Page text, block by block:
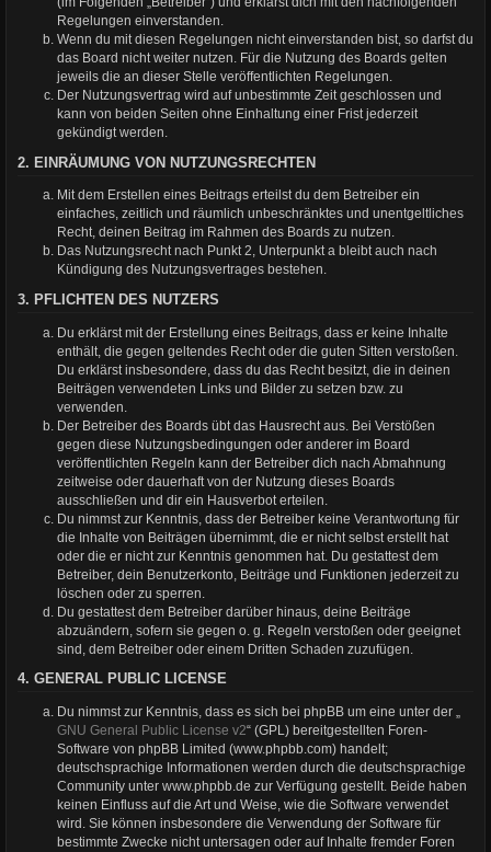
Regelungen einverstanden.
Wenn du mit diesen Regelungen nicht einverstanden bist, so darfst du
das Board nicht weiter nutzen. Für die Nutzung des Boards gelten
jeweils die an dieser Stelle veröffentlichten Regelungen.
Der Nutzungsvertrag wird auf unbestimmte Zeit geschlossen und
kann von beiden Seiten ohne Einhaltung einer Frist jederzeit
gekündigt werden.
2. EINRÄUMUNG VON NUTZUNGSRECHTEN
Mit dem Erstellen eines Beitrags erteilst du dem Betreiber ein
einfaches, zeitlich und räumlich unbeschränktes und unentgeltliches
Recht, deinen Beitrag im Rahmen des Boards zu nutzen.
Das Nutzungsrecht nach Punkt 2, Unterpunkt a bleibt auch nach
Kündigung des Nutzungsvertrages bestehen.
3. PFLICHTEN DES NUTZERS
Du erklärst mit der Erstellung eines Beitrags, dass er keine Inhalte
enthält, die gegen geltendes Recht oder die guten Sitten verstoßen.
Du erklärst insbesondere, dass du das Recht besitzt, die in deinen
Beiträgen verwendeten Links und Bilder zu setzen bzw. zu
verwenden.
Der Betreiber des Boards übt das Hausrecht aus. Bei Verstößen
gegen diese Nutzungsbedingungen oder anderer im Board
veröffentlichten Regeln kann der Betreiber dich nach Abmahnung
zeitweise oder dauerhaft von der Nutzung dieses Boards
ausschließen und dir ein Hausverbot erteilen.
Du nimmst zur Kenntnis, dass der Betreiber keine Verantwortung für
die Inhalte von Beiträgen übernimmt, die er nicht selbst erstellt hat
oder die er nicht zur Kenntnis genommen hat. Du gestattest dem
Betreiber, dein Benutzerkonto, Beiträge und Funktionen jederzeit zu
löschen oder zu sperren.
Du gestattest dem Betreiber darüber hinaus, deine Beiträge
abzuändern, sofern sie gegen o. g. Regeln verstoßen oder geeignet
sind, dem Betreiber oder einem Dritten Schaden zuzufügen.
4. GENERAL PUBLIC LICENSE
Du nimmst zur Kenntnis, dass es sich bei phpBB um eine unter der „
GNU General Public License v2“ (GPL) bereitgestellten Foren-
Software von phpBB Limited (www.phpbb.com) handelt;
deutschsprachige Informationen werden durch die deutschsprachige
Community unter www.phpbb.de zur Verfügung gestellt. Beide haben
keinen Einfluss auf die Art und Weise, wie die Software verwendet
wird. Sie können insbesondere die Verwendung der Software für
bestimmte Zwecke nicht untersagen oder auf Inhalte fremder Foren